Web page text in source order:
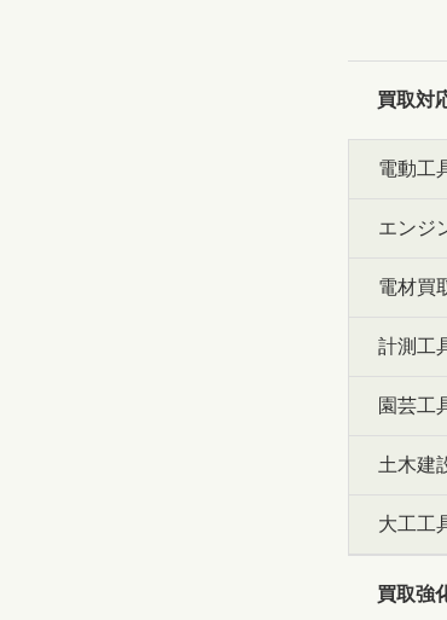
買取対
電動工
エンジ
電材買
計測工
園芸工
土木建
大工工
買取強